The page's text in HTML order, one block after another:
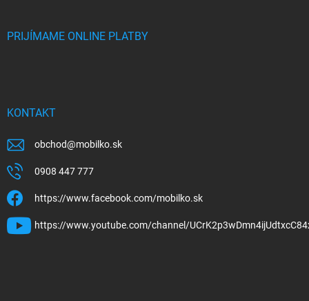
PRIJÍMAME ONLINE PLATBY
KONTAKT
obchod@mobilko.sk
0908 447 777
https://www.facebook.com/mobilko.sk
https://www.youtube.com/channel/